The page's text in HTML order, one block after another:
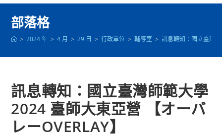
部落格
> 2024 年 > 4 月 > 29 日 > 行政單位 > 輔導室 > 訊息轉知：國立臺灣
訊息轉知：國立臺灣師範大學
2024 臺師大東亞營 【オーバ
レーOVERLAY】